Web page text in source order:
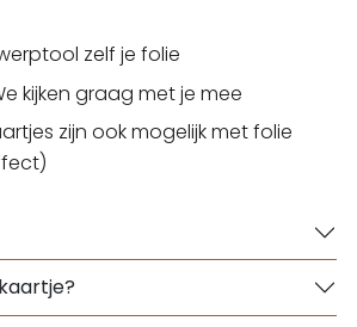
zelf je folie
kijken graag met je mee
zijn ook mogelijk met folie